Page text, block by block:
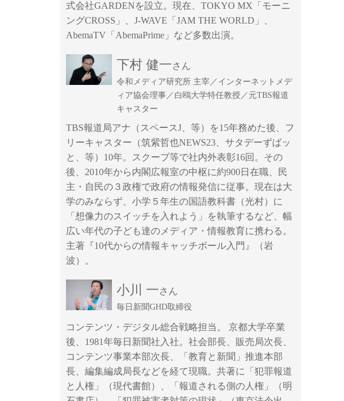
式会社GARDENを設立。現在、TOKYO MX「モーニ
ングCROSS」、J-WAVE「JAM THE WORLD」、
AbemaTV「AbemaPrime」など多数出演。
下村 健一さん
令和メディア研究所 主宰／インターネットメデ
ィア協会理事／白鴎大学特任教授／元TBS報道
キャスター
TBS報道局アナ（スペースJ、等）を15年務めた後、フ
リーキャスター（筑紫哲也NEWS23、サタデーずばッ
と、等）10年。スクープ等で社内外表彰16回。その
後、2010年から内閣広報室の中枢に約900日在職、民
主・自民の３政権で政府の情報発信に従事。現在は大
学のみならず、小学５年生の国語教科書（光村）に
「想像力のスイッチを入れよう」を執筆するなど、幅
広い年代の子ども達のメディア・情報教育に携わる。
主著『10代からの情報キャッチボール入門』（岩
波）。
小川 一さん
毎日新聞GHD取締役
コンテンツ・デジタル総合戦略担当。 京都大学卒業
後、1981年毎日新聞社入社。社会部長、販売局次長、
コンテンツ事業本部次長、「教育と新聞」推進本部
長、編集編成局長などを経て現職。共著に「犯罪報道
と人権」（現代書館）、「報道される側の人権」（明